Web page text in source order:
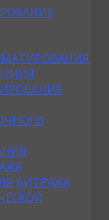
ВИТРАЖА